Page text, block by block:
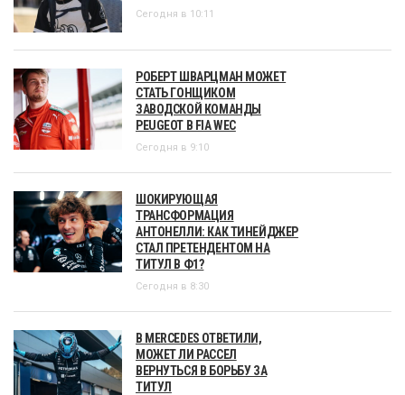
Сегодня в 10:11
РОБЕРТ ШВАРЦМАН МОЖЕТ
СТАТЬ ГОНЩИКОМ
ЗАВОДСКОЙ КОМАНДЫ
PEUGEOT В FIA WEC
Сегодня в 9:10
ШОКИРУЮЩАЯ
ТРАНСФОРМАЦИЯ
АНТОНЕЛЛИ: КАК ТИНЕЙДЖЕР
СТАЛ ПРЕТЕНДЕНТОМ НА
ТИТУЛ В Ф1?
Сегодня в 8:30
В MERCEDES ОТВЕТИЛИ,
МОЖЕТ ЛИ РАССЕЛ
ВЕРНУТЬСЯ В БОРЬБУ ЗА
ТИТУЛ